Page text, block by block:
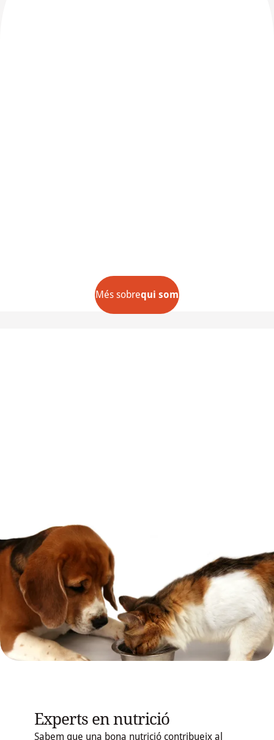
Més sobrequi som
Experts en nutrició
Sabem que una bona nutrició contribueix al